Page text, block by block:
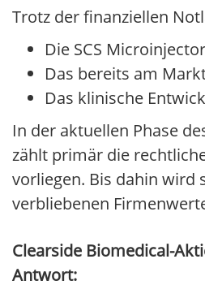
Trotz der finanziellen
Die SCS
Das bereits am
Das klinische
In der aktuellen Phase
zählt primär die
vorliegen. Bis dahin wird
verbliebenen
Clearside Biomedical-
Antwort: